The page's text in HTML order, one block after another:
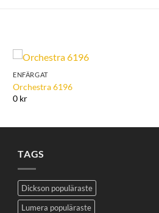
ENFÄRGAT
Orchestra 6196
0 kr
TAGS
Dickson populäraste
Lumera populäraste